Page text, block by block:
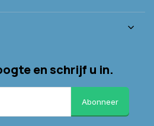
en schrijf u in.
Abonneer